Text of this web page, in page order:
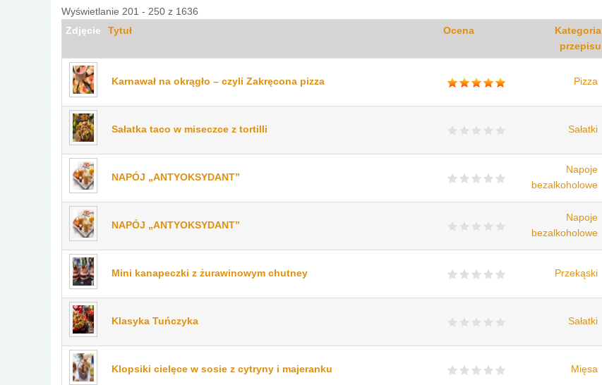
Wyświetlanie 201 - 250 z 1636
Zdjęcie Tytuł Ocena
Kategoria
przepisu
Karnawał na okrągło – czyli Zakręcona pizza Pizza
Sałatka taco w miseczce z tortilli Sałatki
NAPÓJ „ANTYOKSYDANT”
Napoje
bezalkoholowe
NAPÓJ „ANTYOKSYDANT”
Napoje
bezalkoholowe
Mini kanapeczki z żurawinowym chutney Przekąski
Klasyka Tuńczyka Sałatki
Klopsiki cielęce w sosie z cytryny i majeranku Mięsa